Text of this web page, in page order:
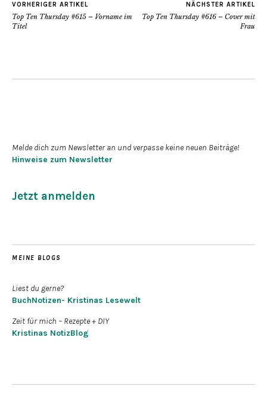
VORHERIGER ARTIKEL
Top Ten Thursday #615 – Vorname im
Titel
NÄCHSTER ARTIKEL
Top Ten Thursday #616 – Cover mit
Frau
Melde dich zum Newsletter an und verpasse keine neuen Beiträge!
Hinweise zum Newsletter
Jetzt anmelden
MEINE BLOGS
Liest du gerne?
BuchNotizen- Kristinas Lesewelt
Zeit für mich – Rezepte + DIY
Kristinas NotizBlog